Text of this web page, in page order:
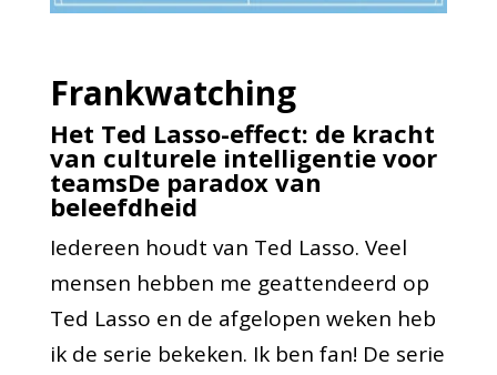
Frankwatching
Het Ted Lasso-effect: de kracht
van culturele intelligentie voor
teamsDe paradox van
beleefdheid
Iedereen houdt van Ted Lasso. Veel
mensen hebben me geattendeerd op
Ted Lasso en de afgelopen weken heb
ik de serie bekeken. Ik ben fan! De serie